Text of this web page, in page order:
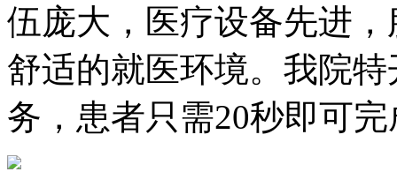
伍庞大，医疗设备先进
舒适的就医环境。我院
务，患者只需20秒即可